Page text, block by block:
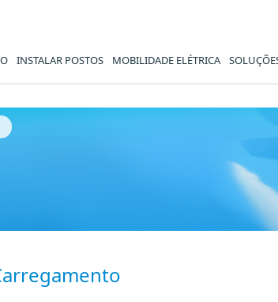
INSTALAR POSTOS MOBILIDADE ELÉTRICA